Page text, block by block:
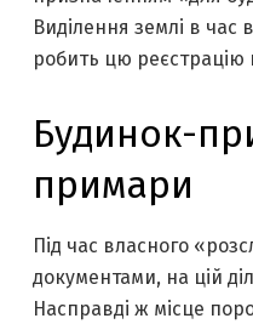
Виділення землі в
робить цю реєстрацію
Будинок-
примари
Під час власного
документами, на цій
Насправді ж місце